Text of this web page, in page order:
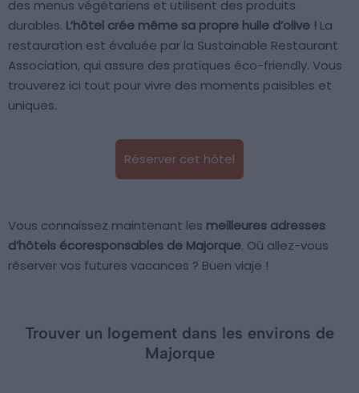
des menus végétariens et utilisent des produits
durables. L’hôtel crée même sa propre huile d’olive ! La
restauration est évaluée par la Sustainable Restaurant
Association, qui assure des pratiques éco-friendly. Vous
trouverez ici tout pour vivre des moments paisibles et
uniques.
Réserver cet hôtel
Vous connaissez maintenant les meilleures adresses
d’hôtels écoresponsables de Majorque. Où allez-vous
réserver vos futures vacances ? Buen viaje !
Trouver un logement dans les environs de
Majorque